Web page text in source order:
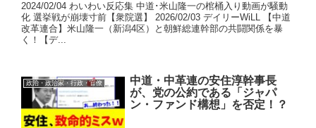
2024/02/04 わいわい反応集 中道･米山隆一の棺桶入り動画が騒動
化 選挙戦が崩壊寸前【衆院選】 2026/02/03 デイリーWiLL 【中道
改革連合】米山隆一（新潟4区）と朝鮮総連幹部の共闘関係を暴
く！【デ...
政治・政治家・行政・官僚
中道・中革連の安住淳幹事長
が、党の公約である「ジャパ
ン・ファンド構想」を否定！？